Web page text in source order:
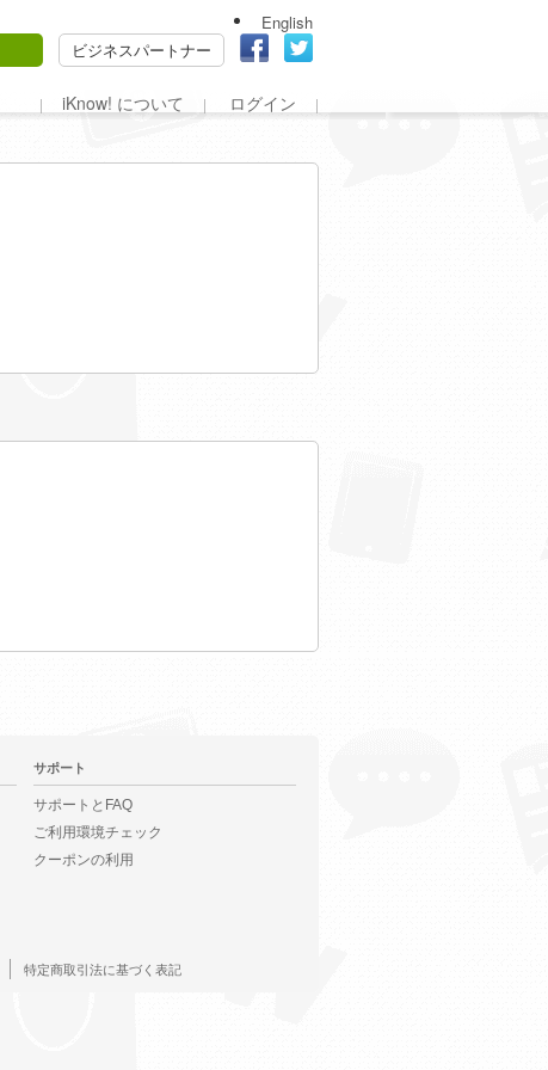
English
ビジネスパートナー
iKnow! について ログイン
サポート
サポートとFAQ
ご利用環境チェック
クーポンの利用
特定商取引法に基づく表記